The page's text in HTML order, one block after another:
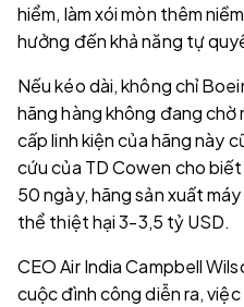
hiểm, làm xói mòn thêm
hưởng đến khả năng tự
Nếu kéo dài, không chỉ
hãng hàng không đang chờ
cấp linh kiện của hãng này
cứu của TD Cowen cho
50 ngày, hãng sản xuất
thể thiệt hại 3-3,5 tỷ USD.
CEO Air India Campbell
cuộc đình công diễn ra,